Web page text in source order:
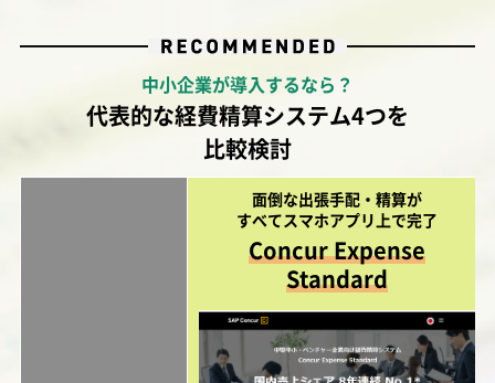
中小企業が導入するなら？
代表的な経費精算システム4つを
比較検討
面倒な出張手配・精算が
すべてスマホアプリ上で完了
Concur Expense
Standard